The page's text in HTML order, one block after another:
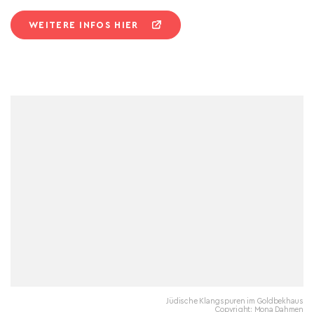
WEITERE INFOS HIER
Jüdische Klangspuren im Goldbekhaus
Copyright: Mona Dahmen